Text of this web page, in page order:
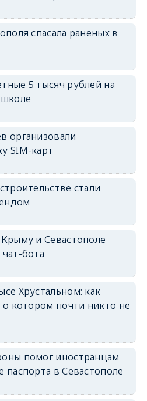
спасала раненых в
5 тысяч рублей на
организовали
SIM-карт
стали
и Севастополе
бота
Хрустальном: как
котором почти никто не
помог иностранцам
паспорта в Севастополе